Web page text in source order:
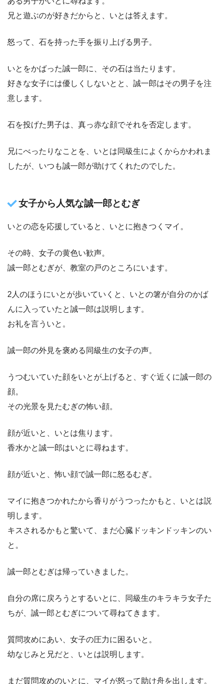
兄と遊ぶのが好きだからと、いとは答えます。
怒って、石を持った手を振り上げる男子。
いとをかばった誠一郎に、その石は当たります。
好きな女子には優しくしないとと、誠一郎はその男子を注
意します。
石を投げた男子は、真っ赤な顔でそれを否定します。
兄にべったりなことを、いとは同級生によくからかわれま
したが、いつも誠一郎が助けてくれたのでした。
女子から人気な誠一郎とむぎ
いとの恋を応援していると、いとに抱きつくマイ。
その時、女子の黄色い歓声。
誠一郎とむぎが、教室の戸のところにいます。
2人のほうにいとが歩いていくと、いとの箸が自分のかば
んに入っていたと誠一郎は説明します。
お礼を言ういと。
誠一郎の外見を褒める同級生の女子の声。
うつむいていた顔をいとが上げると、すぐ近くに誠一郎の
顔。
その光景を見たむぎの怖い顔。
顔が近いと、いとは焦ります。
香水かと誠一郎はいとに尋ねます。
顔が近いと、怖い顔で誠一郎に怒るむぎ。
マイに抱きつかれたから香りがうつったかもと、いとは説
明します。
キスされるかもと驚いて、まだ心臓ドッキンドッキンのい
と。
誠一郎とむぎは帰っていきました。
自分の席に戻ろうとするいとに、同級生のキラキラ女子た
ちが、誠一郎とむぎについて尋ねてきます。
質問攻めにあい、女子の圧力に困るいと。
幼なじみと兄だと、いとは説明します。
まだ質問攻めのいとに、マイが怒って助け舟を出します。